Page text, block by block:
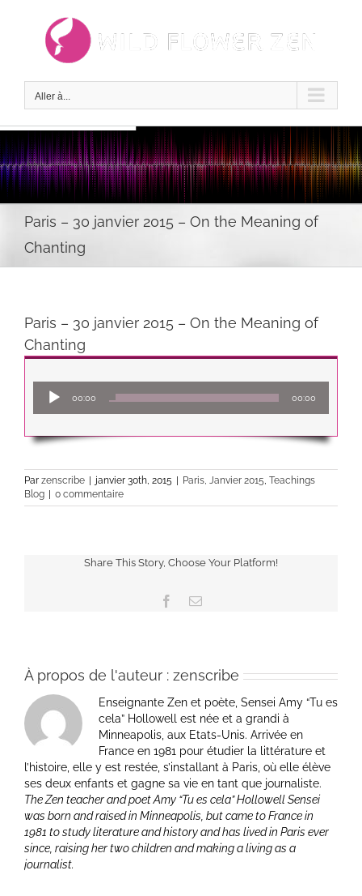
Aller à...
Paris – 30 janvier 2015 – On the Meaning of
Chanting
Paris – 30 janvier 2015 – On the Meaning of
Chanting
audio
00:00 00:00
Par zenscribe janvier 30th, 2015 Paris, Janvier 2015, Teachings
Blog
0 commentaire
Share This Story, Choose Your Platform!
Facebook
Email
À propos de l'auteur : zenscribe
Enseignante Zen et poète, Sensei Amy “Tu es
cela” Hollowell est née et a grandi à
Minneapolis, aux Etats-Unis. Arrivée en
France en 1981 pour étudier la littérature et
l’histoire, elle y est restée, s’installant à Paris, où elle élève
ses deux enfants et gagne sa vie en tant que journaliste.
The Zen teacher and poet Amy “Tu es cela” Hollowell Sensei
was born and raised in Minneapolis, but came to France in
1981 to study literature and history and has lived in Paris ever
since, raising her two children and making a living as a
journalist.